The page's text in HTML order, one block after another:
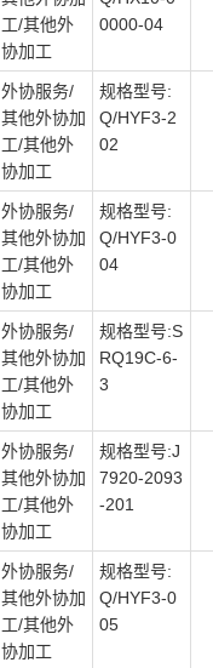
工/其他外
协加工
0000-04
外协服务/
其他外协加
工/其他外
协加工
规格型号:
Q/HYF3-2
02
外协服务/
其他外协加
工/其他外
协加工
规格型号:
Q/HYF3-0
04
外协服务/
其他外协加
工/其他外
协加工
规格型号:S
RQ19C-6-
3
外协服务/
其他外协加
工/其他外
协加工
规格型号:J
7920-2093
-201
外协服务/
其他外协加
工/其他外
协加工
规格型号:
Q/HYF3-0
05